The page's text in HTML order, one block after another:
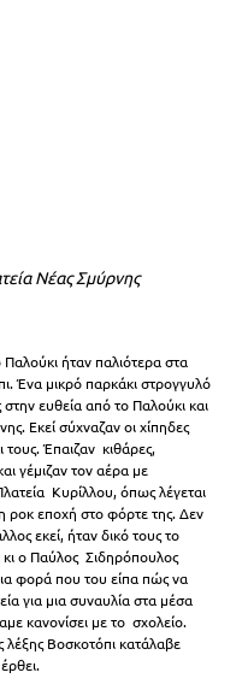
Νέας Σμύρνης
ήταν παλιότερα στα
Ένα μικρό παρκάκι στρογγυλό
στην ευθεία από το Παλούκι και
Εκεί σύχναζαν οι χίπηδες
τους. Έπαιζαν  κιθάρες,
γέμιζαν τον αέρα με
Κυρίλλου, όπως λέγεται
ροκ εποχή στο φόρτε της. Δεν
εκεί, ήταν δικό τους το
ο Παύλος  Σιδηρόπουλος
φορά που του είπα πώς να
για μια συναυλία στα μέσα
κανονίσει με το  σχολείο.
λέξης Βοσκοτόπι κατάλαβε